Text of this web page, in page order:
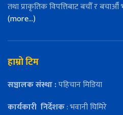
तथा प्राकृतिक विपत्तिबाट बचौँ र
(more…)
हाम्रो टिम
सञ्चालक संस्था :पहिचान मिडिया
कार्यकारी निर्देशक: भवानी घिमिरे